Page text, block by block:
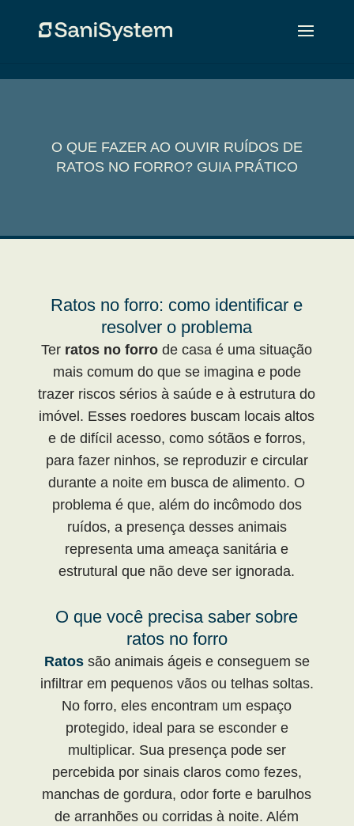
O QUE FAZER AO OUVIR RUÍDOS DE
RATOS NO FORRO? GUIA PRÁTICO
Ratos no forro: como identificar e
resolver o problema
Ter ratos no forrode casa é uma situação
mais comum do que se imagina e pode
trazer riscos sérios à saúde e à estrutura do
imóvel. Esses roedores buscam locais altos
e de difícil acesso, como sótãos e forros,
para fazer ninhos, se reproduzir e circular
durante a noite em busca de alimento. O
problema é que, além do incômodo dos
ruídos, a presença desses animais
representa uma ameaça sanitária e
estrutural que não deve ser ignorada.
O que você precisa saber sobre
ratos no forro
Ratossão animais ágeis e conseguem se
infiltrar em pequenos vãos ou telhas soltas.
No forro, eles encontram um espaço
protegido, ideal para se esconder e
multiplicar. Sua presença pode ser
percebida por sinais claros como fezes,
manchas de gordura, odor forte e barulhos
de arranhões ou corridas à noite. Além